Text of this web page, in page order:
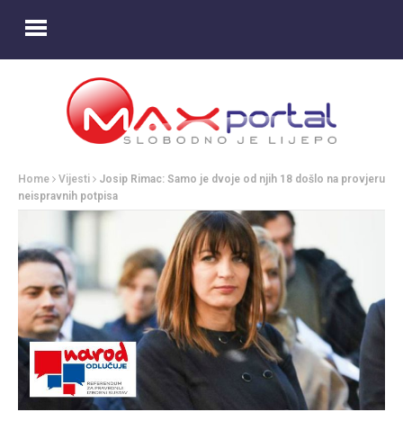
Home Vijesti
Josip Rimac: Samo je dvoje od njih 18 došlo na provjeru
neispravnih potpisa